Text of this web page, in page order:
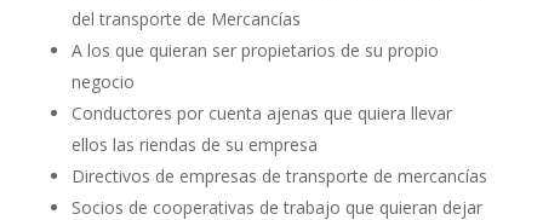
del transporte de Mercancías
A los que quieran ser propietarios de su propio
negocio
Conductores por cuenta ajenas que quiera llevar
ellos las riendas de su empresa
Directivos de empresas de transporte de mercancías
Socios de cooperativas de trabajo que quieran dejar